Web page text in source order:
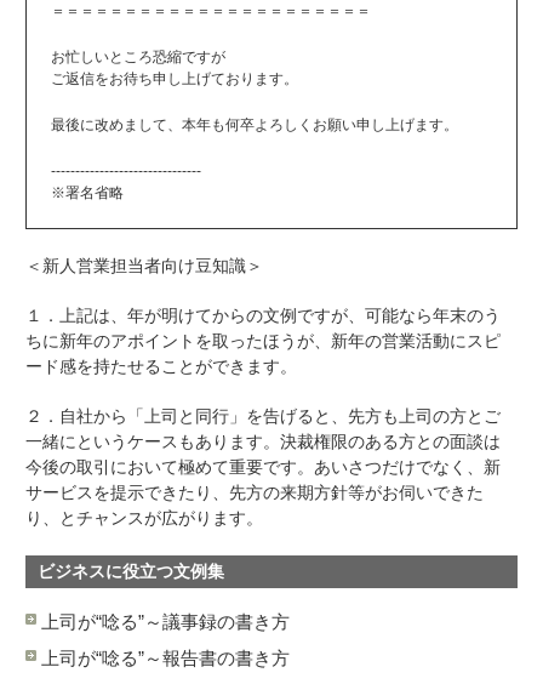
＝＝＝＝＝＝＝＝＝＝＝＝＝＝＝＝＝＝＝＝＝＝
お忙しいところ恐縮ですが
ご返信をお待ち申し上げております。
最後に改めまして、本年も何卒よろしくお願い申し上げます。
-------------------------------
※署名省略
＜新人営業担当者向け豆知識＞
１．上記は、年が明けてからの文例ですが、可能なら年末のう
ちに新年のアポイントを取ったほうが、新年の営業活動にスピ
ード感を持たせることができます。
２．自社から「上司と同行」を告げると、先方も上司の方とご
一緒にというケースもあります。決裁権限のある方との面談は
今後の取引において極めて重要です。あいさつだけでなく、新
サービスを提示できたり、先方の来期方針等がお伺いできた
り、とチャンスが広がります。
ビジネスに役立つ文例集
上司が“唸る”～議事録の書き方
上司が“唸る”～報告書の書き方